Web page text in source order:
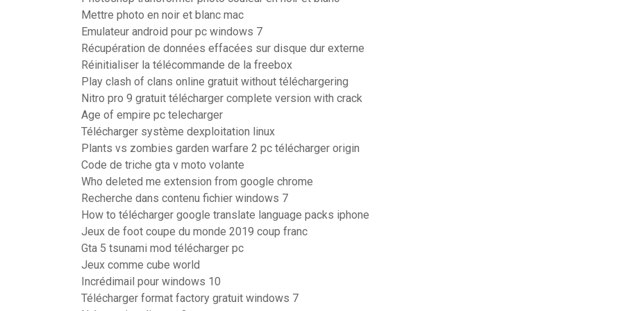
Mettre photo en noir et blanc mac
Emulateur android pour pc windows 7
Récupération de données effacées sur disque dur externe
Réinitialiser la télécommande de la freebox
Play clash of clans online gratuit without téléchargering
Nitro pro 9 gratuit télécharger complete version with crack
Age of empire pc telecharger
Télécharger système dexploitation linux
Plants vs zombies garden warfare 2 pc télécharger origin
Code de triche gta v moto volante
Who deleted me extension from google chrome
Recherche dans contenu fichier windows 7
How to télécharger google translate language packs iphone
Jeux de foot coupe du monde 2019 coup franc
Gta 5 tsunami mod télécharger pc
Jeux comme cube world
Incrédimail pour windows 10
Télécharger format factory gratuit windows 7